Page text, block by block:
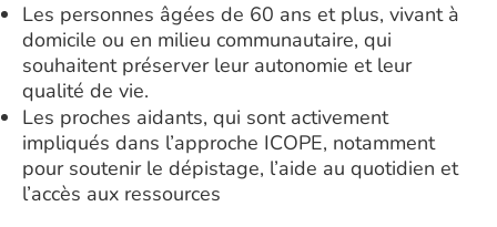
Les personnes âgées de 60 ans et plus, vivant à
domicile ou en milieu communautaire, qui
souhaitent préserver leur autonomie et leur
qualité de vie.
Les proches aidants, qui sont activement
impliqués dans l’approche ICOPE, notamment
pour soutenir le dépistage, l’aide au quotidien et
l’accès aux ressources